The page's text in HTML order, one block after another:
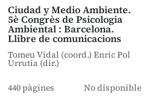
Ciudad y Medio Ambiente.
5è Congrès de Psicologia
Ambiental : Barcelona.
Llibre de comunicacions
Tomeu Vidal (coord.) Enric Pol
Urrutia (dir.)
440 pàgines No disponible